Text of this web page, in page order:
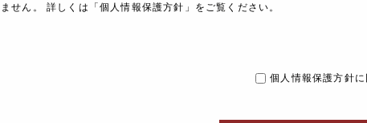
ません。 詳しくは「個人情報保護方針」をご覧ください。
個人情報保護方針に